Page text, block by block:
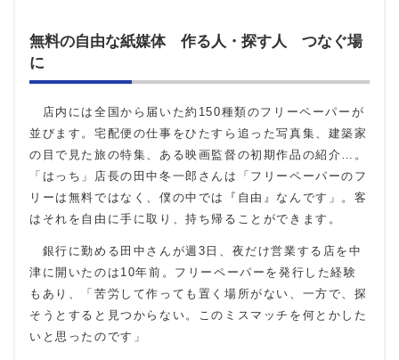
無料の自由な紙媒体 作る人・探す人 つなぐ場
に
店内には全国から届いた約 150種類のフリーペーパーが
並びます。宅配便の仕事をひたすら追った写真集、建築家
の目で見た旅の特集、ある映画監督の初期作品の紹介…。
「はっち」店長の田中冬一郎さんは「フリーペーパーのフ
リーは無料ではなく、僕の中では『自由』なんです」。客
はそれを自由に手に取り、持ち帰ることができます。
銀行に勤める田中さんが週3日、夜だけ営業する店を中
津に開いたのは 10年前。フリーペーパーを発行した経験
もあり、「苦労して作っても置く場所がない、一方で、探
そうとすると見つからない。このミスマッチを何とかした
いと思ったのです」